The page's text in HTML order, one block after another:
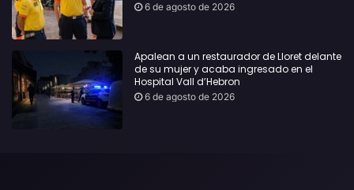
6 de agosto de 2026
Apalean a un restaurador de Lloret delante
de su mujer y acaba ingresado en el
Hospital Vall d’Hebron
6 de agosto de 2026